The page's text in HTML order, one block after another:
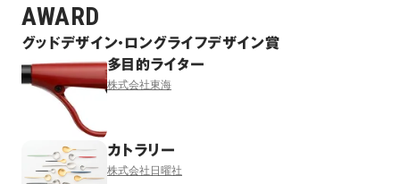
AWARD
グッドデザイン・ロングライフデザイン賞
多目的ライター
株式会社東海
カトラリー
株式会社日曜社